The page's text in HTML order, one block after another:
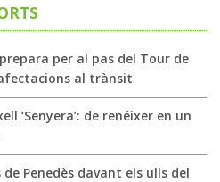
per al pas del Tour de
al trànsit
‘Senyera’: de renéixer en un
Penedès davant els ulls del